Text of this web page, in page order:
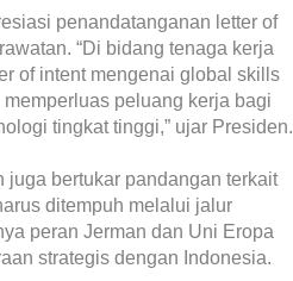
penandatanganan letter of
“Di bidang tenaga kerja
of intent mengenai global skills
peluang kerja bagi
tingkat tinggi,” ujar Presiden.
bertukar pandangan terkait
ditempuh melalui jalur
peran Jerman dan Uni Eropa
strategis dengan Indonesia.